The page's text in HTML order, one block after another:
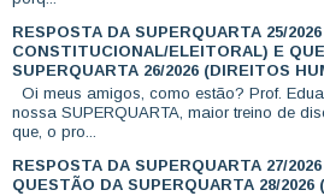
RESPOSTA DA SUPERQUARTA 25/
CONSTITUCIONAL/ELEITORAL) E
SUPERQUARTA 26/2026 (DIREITOS
Oi meus amigos, como estão? Prof.
nossa SUPERQUARTA, maior treino de
que, o pro...
RESPOSTA DA SUPERQUARTA 27/
QUESTÃO DA SUPERQUARTA 28/2026